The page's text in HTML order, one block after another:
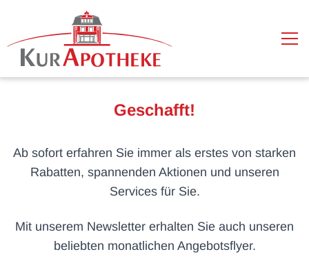
Geschafft!
Ab sofort erfahren Sie immer als erstes von starken
Rabatten, spannenden Aktionen und unseren
Services für Sie.
Mit unserem Newsletter erhalten Sie auch unseren
beliebten monatlichen Angebotsflyer.